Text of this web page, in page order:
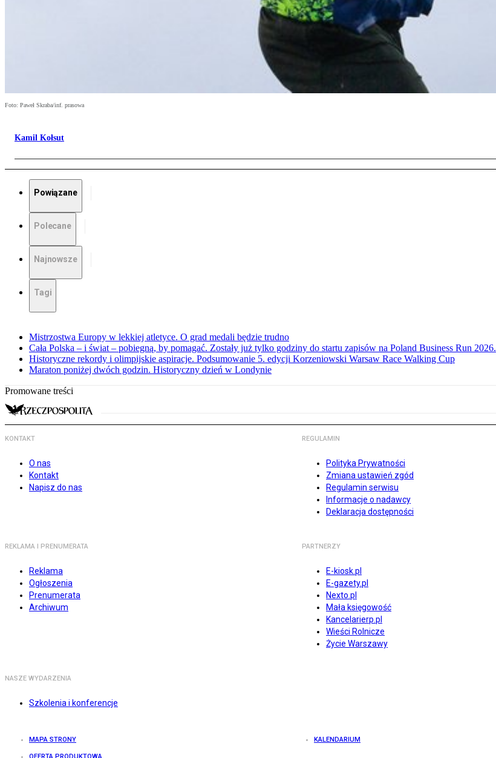
Foto: Paweł Skraba/inf. prasowa
Kamil Kołsut
Powiązane
Polecane
Najnowsze
Tagi
Mistrzostwa Europy w lekkiej atletyce. O grad medali będzie trudno
Cała Polska – i świat – pobiegną, by pomagać. Zostały już tylko godziny do startu zapisów na Poland Business Run 2026.
Historyczne rekordy i olimpijskie aspiracje. Podsumowanie 5. edycji Korzeniowski Warsaw Race Walking Cup
Maraton poniżej dwóch godzin. Historyczny dzień w Londynie
Promowane treści
KONTAKT
O nas
Kontakt
Napisz do nas
REGULAMIN
Polityka Prywatności
Zmiana ustawień zgód
Regulamin serwisu
Informacje o nadawcy
Deklaracja dostępności
REKLAMA I PRENUMERATA
Reklama
Ogłoszenia
Prenumerata
Archiwum
PARTNERZY
E-kiosk.pl
E-gazety.pl
Nexto.pl
Mała księgowość
Kancelarierp.pl
Wieści Rolnicze
Życie Warszawy
NASZE WYDARZENIA
Szkolenia i konferencje
MAPA STRONY KALENDARIUM